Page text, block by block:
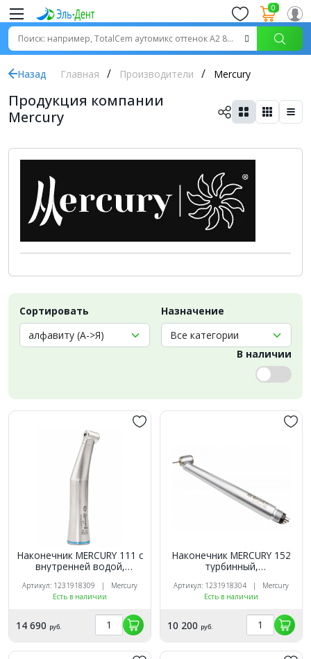
0
Назад Главная Производители Mercury
Продукция компании
Mercury
Сортировать Назначение
В наличии
Наконечник MERCURY 111 с
внутренней водой,
Артикул: 1231918309 | Mercury
Есть в наличии
14 690 руб.
Наконечник MERCURY 152
турбинный,
Артикул: 1231918304 | Mercury
Есть в наличии
10 200 руб.